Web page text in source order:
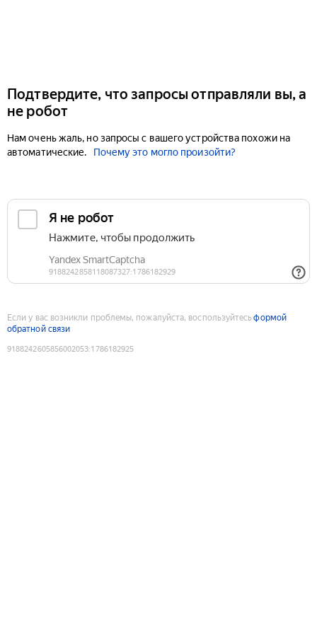
Подтвердите, что запросы отправляли вы, а
не робот
Нам очень жаль, но запросы с вашего устройства похожи на
автоматические.
Почему это могло произойти?
Если у вас возникли проблемы, пожалуйста, воспользуйтесьформой
обратной связи
9188242605856002053:1786182925